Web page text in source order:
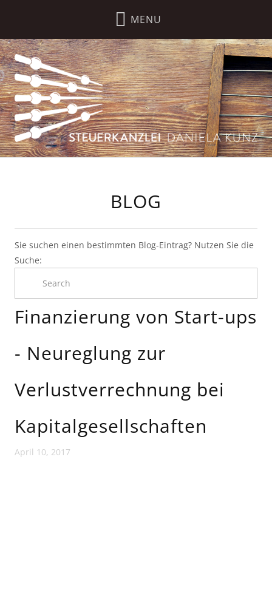
BLOG
Sie suchen einen bestimmten Blog-Eintrag? Nutzen Sie die
Suche:
Finanzierung von Start-ups
- Neureglung zur
Verlustverrechnung bei
Kapitalgesellschaften
April 10, 2017